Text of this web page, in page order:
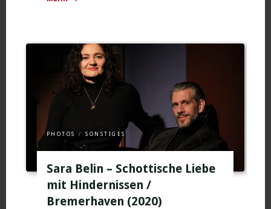
/
Röttingen
(2022)"
PHOTOS / SONSTIGES
Sara Belin – Schottische Liebe
mit Hindernissen /
Bremerhaven (2020)